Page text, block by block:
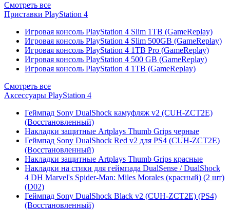
Смотреть все
Приставки PlayStation 4
Игровая консоль PlayStation 4 Slim 1TB (GameReplay)
Игровая консоль PlayStation 4 Slim 500GB (GameReplay)
Игровая консоль PlayStation 4 1TB Pro (GameReplay)
Игровая консоль PlayStation 4 500 GB (GameReplay)
Игровая консоль PlayStation 4 1TB (GameReplay)
Смотреть все
Аксессуары PlayStation 4
Геймпад Sony DualShock камуфляж v2 (CUH-ZCT2E)
(Восстановленный)
Накладки защитные Artplays Thumb Grips черные
Геймпад Sony DualShock Red v2 для PS4 (CUH-ZCT2E)
(Восстановленный)
Накладки защитные Artplays Thumb Grips красные
Накладки на стики для геймпада DualSense / DualShock
4 DH Marvel's Spider-Man: Miles Morales (красный) (2 шт)
(D02)
Геймпад Sony DualShock Black v2 (CUH-ZCT2E) (PS4)
(Восстановленный)